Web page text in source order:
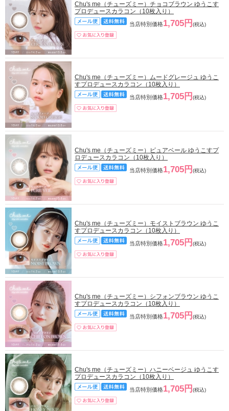
Chu's me（チューズミー）チョコブラウン ゆうこす
プロデュースカラコン（10枚入り）
当店特別価格1,705円 (税込)
Chu's me（チューズミー）ムードグレージュ ゆうこ
すプロデュースカラコン（10枚入り）
当店特別価格1,705円 (税込)
Chu's me（チューズミー）ピュアベール ゆうこすプ
ロデュースカラコン（10枚入り）
当店特別価格1,705円 (税込)
Chu's me（チューズミー）モイストブラウン ゆうこ
すプロデュースカラコン（10枚入り）
当店特別価格1,705円 (税込)
Chu's me（チューズミー）シフォンブラウン ゆうこ
すプロデュースカラコン（10枚入り）
当店特別価格1,705円 (税込)
Chu's me（チューズミー）ハニーベージュ ゆうこす
プロデュースカラコン（10枚入り）
当店特別価格1,705円 (税込)